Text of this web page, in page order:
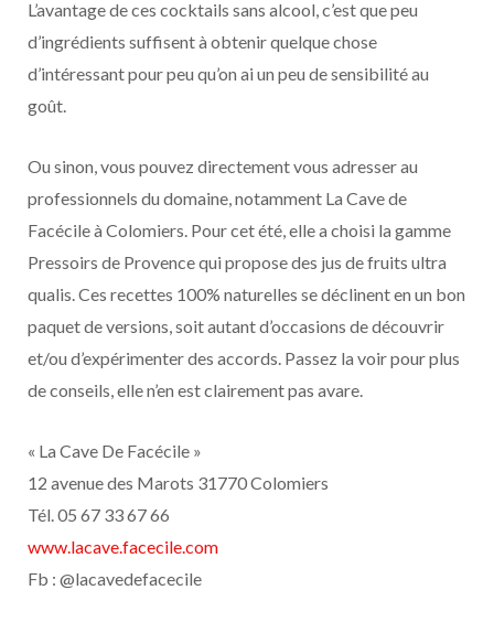
L’avantage de ces cocktails sans alcool, c’est que peu
d’ingrédients suffisent à obtenir quelque chose
d’intéressant pour peu qu’on ai un peu de sensibilité au
goût.
Ou sinon, vous pouvez directement vous adresser au
professionnels du domaine, notamment La Cave de
Facécile à Colomiers. Pour cet été, elle a choisi la gamme
Pressoirs de Provence qui propose des jus de fruits ultra
qualis. Ces recettes 100% naturelles se déclinent en un bon
paquet de versions, soit autant d’occasions de découvrir
et/ou d’expérimenter des accords. Passez la voir pour plus
de conseils, elle n’en est clairement pas avare.
« La Cave De Facécile »
12 avenue des Marots 31770 Colomiers
Tél. 05 67 33 67 66
www.lacave.facecile.com
Fb : @lacavedefacecile